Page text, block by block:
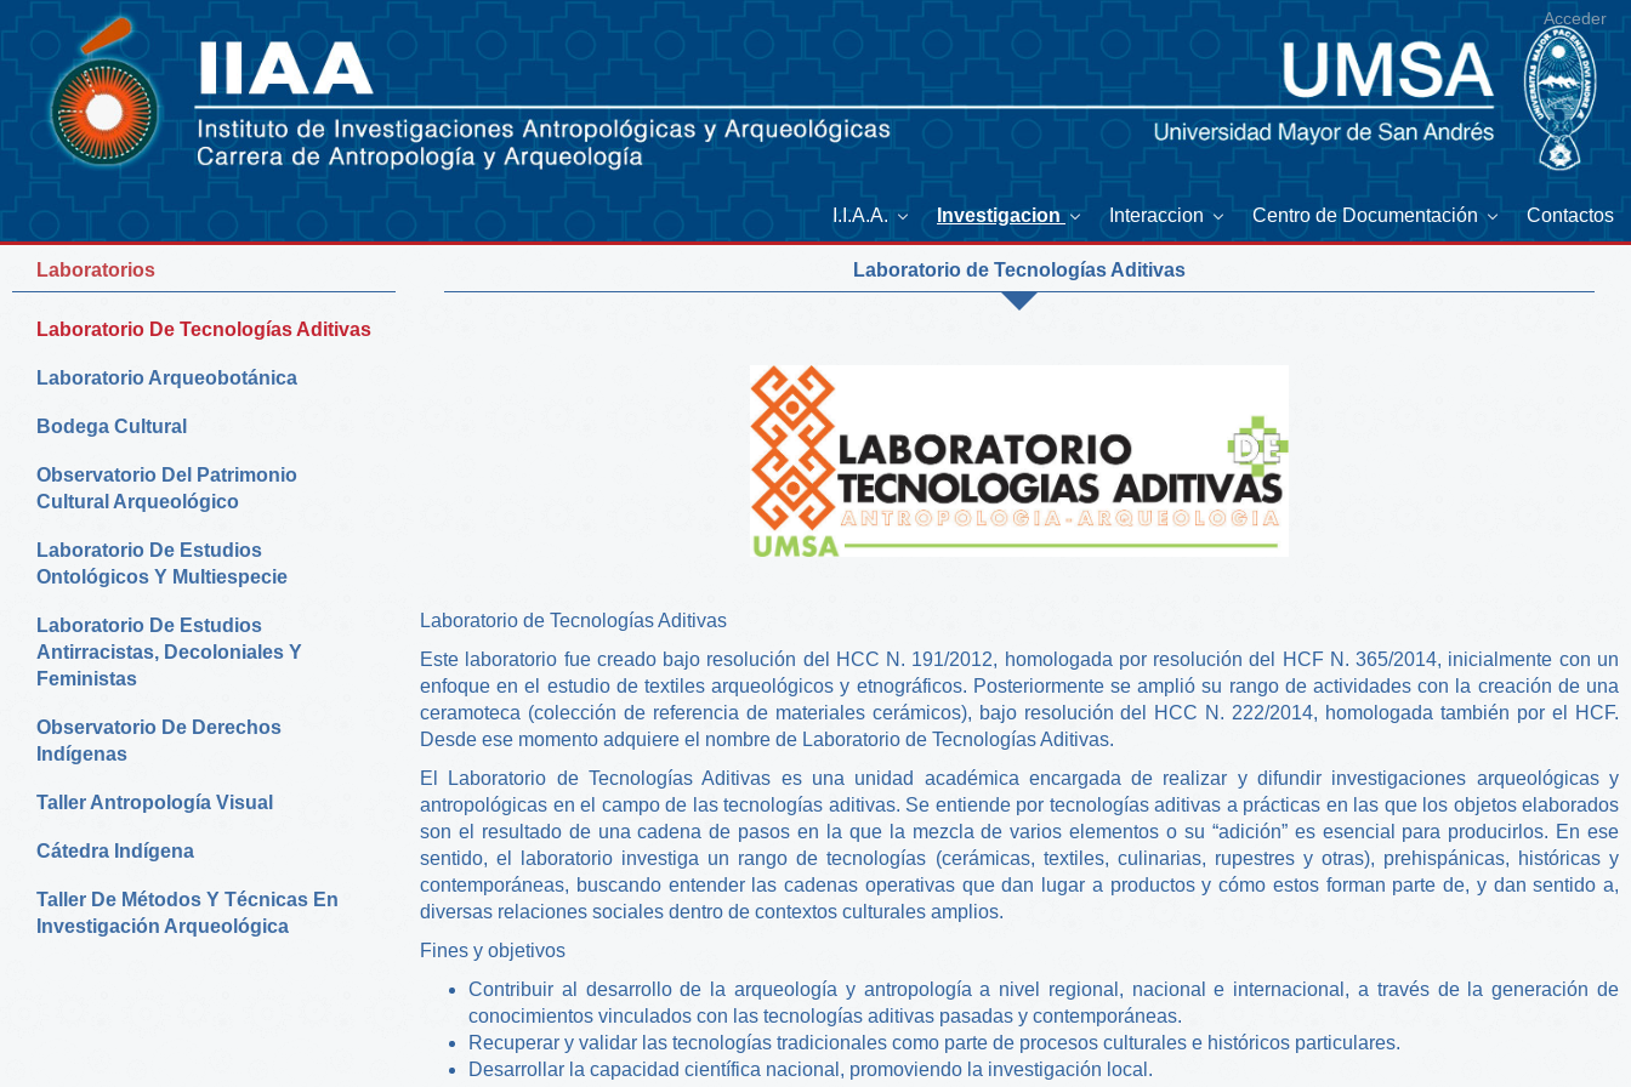
Acceder
I.I.A.A. Investigacion Interaccion Centro de Documentación Contactos
Laboratorios
Laboratorio De Tecnologías Aditivas
Laboratorio Arqueobotánica
Bodega Cultural
Observatorio Del Patrimonio
Cultural Arqueológico
Laboratorio De Estudios
Ontológicos Y Multiespecie
Laboratorio De Estudios
Antirracistas, Decoloniales Y
Feministas
Observatorio De Derechos
Indígenas
Taller Antropología Visual
Cátedra Indígena
Taller De Métodos Y Técnicas En
Investigación Arqueológica
Laboratorio de Tecnologías Aditivas
Laboratorio de Tecnologías Aditivas
Este laboratorio fue creado bajo resolución del HCC N. 191/2012, homologada por resolución del HCF N. 365/2014, inicialmente con un
enfoque en el estudio de textiles arqueológicos y etnográficos. Posteriormente se amplió su rango de actividades con la creación de una
ceramoteca (colección de referencia de materiales cerámicos), bajo resolución del HCC N. 222/2014, homologada también por el HCF.
Desde ese momento adquiere el nombre de Laboratorio de Tecnologías Aditivas.
El Laboratorio de Tecnologías Aditivas es una unidad académica encargada de realizar y difundir investigaciones arqueológicas y
antropológicas en el campo de las tecnologías aditivas. Se entiende por tecnologías aditivas a prácticas en las que los objetos elaborados
son el resultado de una cadena de pasos en la que la mezcla de varios elementos o su “adición” es esencial para producirlos. En ese
sentido, el laboratorio investiga un rango de tecnologías (cerámicas, textiles, culinarias, rupestres y otras), prehispánicas, históricas y
contemporáneas, buscando entender las cadenas operativas que dan lugar a productos y cómo estos forman parte de, y dan sentido a,
diversas relaciones sociales dentro de contextos culturales amplios.
Fines y objetivos
Contribuir al desarrollo de la arqueología y antropología a nivel regional, nacional e internacional, a través de la generación de
conocimientos vinculados con las tecnologías aditivas pasadas y contemporáneas.
Recuperar y validar las tecnologías tradicionales como parte de procesos culturales e históricos particulares.
Desarrollar la capacidad científica nacional, promoviendo la investigación local.